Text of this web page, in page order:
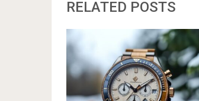
RELATED POSTS